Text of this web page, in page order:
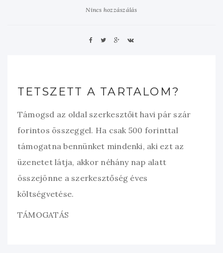
Nincs hozzászálás
TETSZETT A TARTALOM?
Támogsd az oldal szerkesztőit havi pár szár
forintos összeggel. Ha csak 500 forinttal
támogatna bennünket mindenki, aki ezt az
üzenetet látja, akkor néhány nap alatt
összejönne a szerkesztőség éves
költségvetése.
TÁMOGATÁS